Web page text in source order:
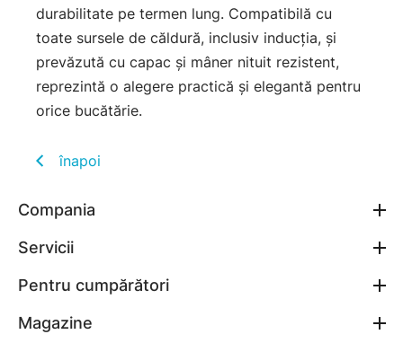
durabilitate pe termen lung. Compatibilă cu
toate sursele de căldură, inclusiv inducția, și
prevăzută cu capac și mâner nituit rezistent,
reprezintă o alegere practică și elegantă pentru
orice bucătărie.
înapoi
Compania
Servicii
Pentru cumpărători
Magazine